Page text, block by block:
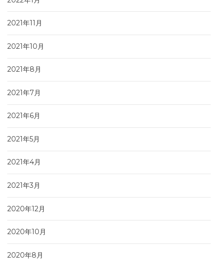
2021年11月
2021年10月
2021年8月
2021年7月
2021年6月
2021年5月
2021年4月
2021年3月
2020年12月
2020年10月
2020年8月